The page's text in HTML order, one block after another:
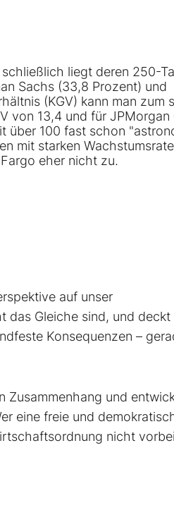
liegt deren 250-
Sachs (33,8 Prozent) und
(KGV) kann man zum
von 13,4 und für JPMorgan
über 100 fast schon
mit starken
eher nicht zu.
auf unser
das Gleiche sind, und deckt
Konsequenzen –
Zusammenhang und
eine freie und
nicht